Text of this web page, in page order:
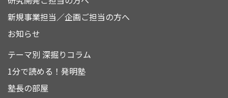
新規事業担当／企画ご担当の方へ
お知らせ
テーマ別 深掘りコラム
1分で読める！発明塾
塾長の部屋